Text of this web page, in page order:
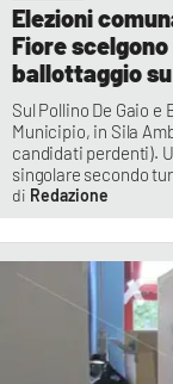
Elezioni
Fiore
ballottaggio su
Sul Pollino De Gaio
Municipio, in Sila
candidati perdenti).
singolare secondo
Redazione